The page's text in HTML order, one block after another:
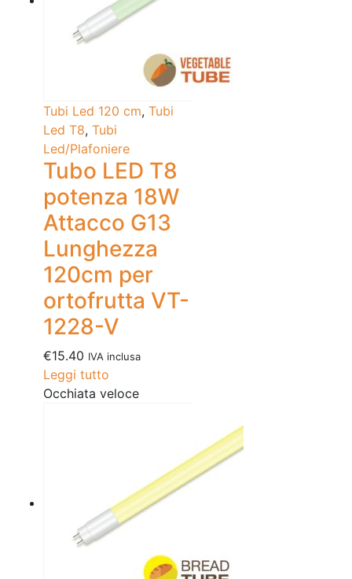
Tubi Led 120 cm, Tubi
Led T8, Tubi
Led/Plafoniere
Tubo LED T8
potenza 18W
Attacco G13
Lunghezza
120cm per
ortofrutta VT-
1228-V
€15.40 IVA inclusa
Leggi tutto
Occhiata veloce